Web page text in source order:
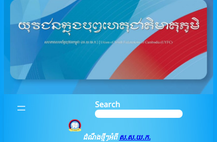
Search
ដំណឹងថ្មីៗអំពីស.ស.យ.ក.